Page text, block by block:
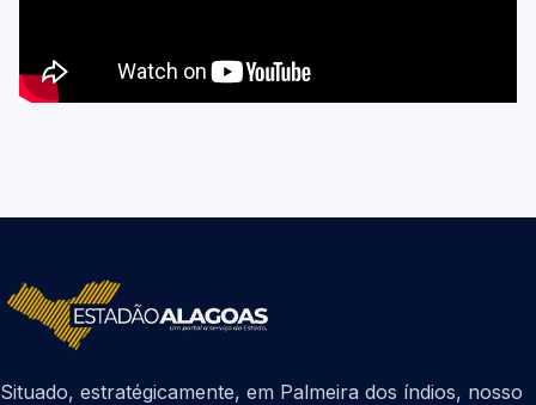
Situado, estratégicamente, em Palmeira dos índios, nosso